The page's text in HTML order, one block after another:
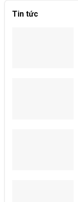
Tin tức